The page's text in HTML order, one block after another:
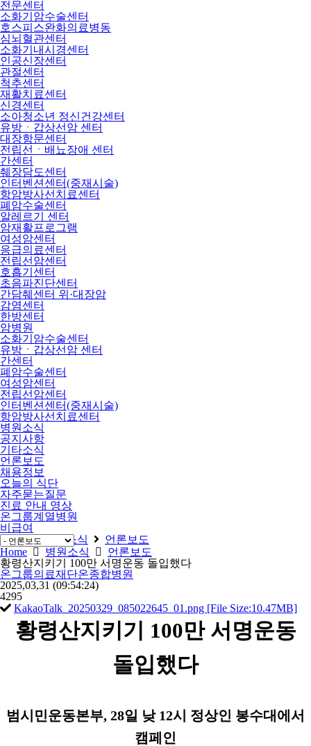
전문센터
소화기암수술센터
호스피스완화의료병동
심뇌혈관센터
소화기내시경센터
인공신장센터
관절센터
척추센터
재활치료센터
신경센터
소아청소년 정신건강센터
유방ㆍ갑상선암 센터
대장항문센터
전립선ㆍ배뇨장애 센터
간센터
췌장담도센터
인터벤션센터(중재시술)
항암방사선치료센터
폐암수술센터
알레르기 센터
암재활프로그램
여성암센터
응급의료센터
전립선암센터
호흡기센터
초음파진단센터
간담췌센터 위·대장암
감염센터
한방센터
암병원
소화기암수술센터
유방ㆍ갑상선암 센터
간센터
폐암수술센터
여성암센터
전립선암센터
인터벤션센터(중재시술)
항암방사선치료센터
병원소식
공지사항
기타소식
언론보도
채용정보
오늘의 식단
자주묻는질문
진료 안내 영상
온그룹계열병원
비급여
Home
병원소식
언론보도
Home
병원소식
언론보도
황령산지키기 100만 서명운동 돌입했다
온그룹의료재단온종합병원
2025,03,31 (09:54:24)
4295
KakaoTalk_20250329_085022645_01.png [File Size:10.47MB]
황령산지키기 100만 서명운동
돌입했다
범시민운동본부, 28일 낮12시 정상인 봉수대에서
캠페인